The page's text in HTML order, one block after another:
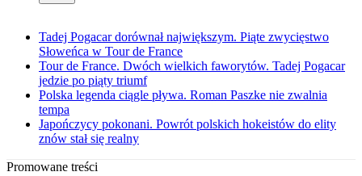
Tadej Pogacar dorównał największym. Piąte zwycięstwo
Słoweńca w Tour de France
Tour de France. Dwóch wielkich faworytów. Tadej Pogacar
jedzie po piąty triumf
Polska legenda ciągle pływa. Roman Paszke nie zwalnia
tempa
Japończycy pokonani. Powrót polskich hokeistów do elity
znów stał się realny
Promowane treści